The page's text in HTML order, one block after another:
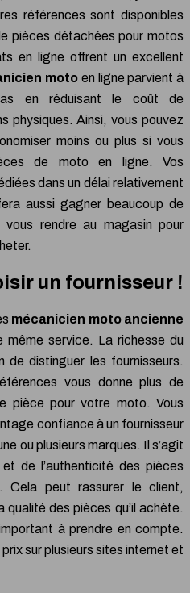
références sont disponibles
pièces détachées pour motos
en ligne offrent un excellent
moto en ligne parvient à
en réduisant le coût de
physiques. Ainsi, vous pouvez
moins ou plus si vous
de moto en ligne. Vos
dans un délai relativement
aussi gagner beaucoup de
vous rendre au magasin pour
un fournisseur !
mécanicien moto ancienne
même service. La richesse du
distinguer les fournisseurs.
vous donne plus de
pièce pour votre moto. Vous
confiance à un fournisseur
ou plusieurs marques. Il s’agit
de l’authenticité des pièces
Cela peut rassurer le client,
qualité des pièces qu’il achète.
à prendre en compte.
sur plusieurs sites internet et